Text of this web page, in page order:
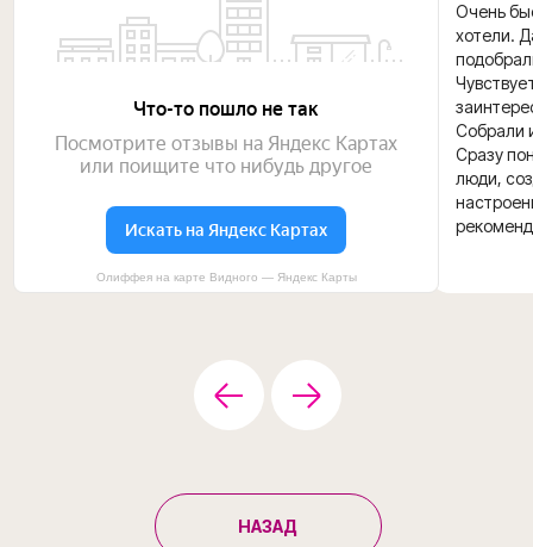
Очень
хотели.
Собрали
Сразу
люди,
Олиффея на карте Видного — Яндекс Карты
НАЗАД